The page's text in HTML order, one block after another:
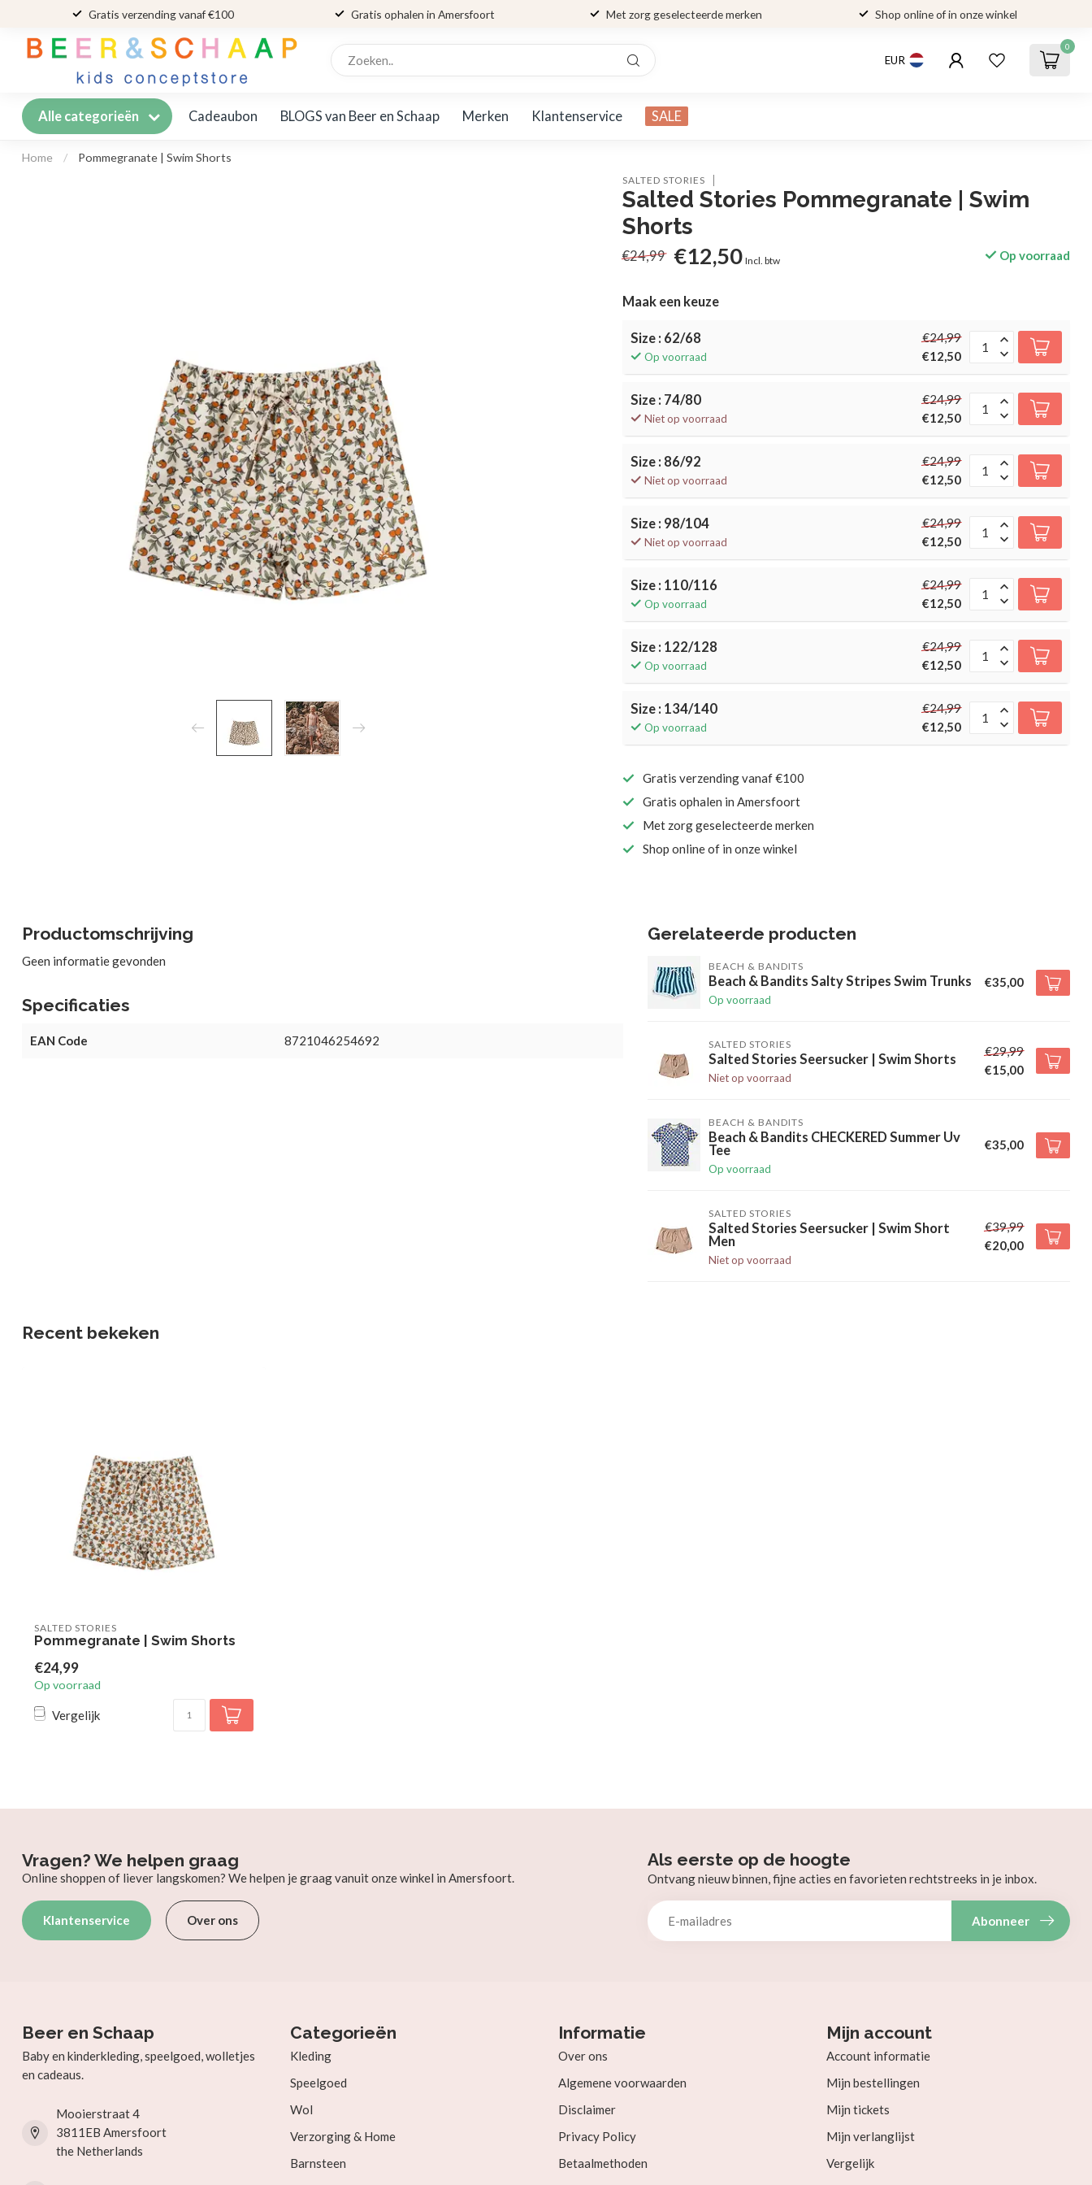
Gratis verzending vanaf €100 Gratis ophalen in Amersfoort Met zorg geselecteerde merken Shop online of in onze winkel
EUR
0
Alle categorieën Cadeaubon BLOGS van Beer en Schaap Merken Klantenservice SALE
Home / Pommegranate | Swim Shorts
SALTED STORIES
Salted Stories Pommegranate | Swim
Shorts
€24,99 €12,50 Incl. btw Op voorraad
Maak een keuze
Size : 62/68
Op voorraad
€24,99
€12,50
Size : 74/80
Niet op voorraad
€24,99
€12,50
Size : 86/92
Niet op voorraad
€24,99
€12,50
Size : 98/104
Niet op voorraad
€24,99
€12,50
Size : 110/116
Op voorraad
€24,99
€12,50
Size : 122/128
Op voorraad
€24,99
€12,50
Size : 134/140
Op voorraad
€24,99
€12,50
Gratis verzending vanaf €100
Gratis ophalen in Amersfoort
Met zorg geselecteerde merken
Shop online of in onze winkel
Productomschrijving
Geen informatie gevonden
Specificaties
EAN Code 8721046254692
Gerelateerde producten
BEACH & BANDITS
Beach & Bandits Salty Stripes Swim Trunks
Op voorraad
€35,00
SALTED STORIES
Salted Stories Seersucker | Swim Shorts
Niet op voorraad
€29,99
€15,00
BEACH & BANDITS
Beach & Bandits CHECKERED Summer Uv
Tee
Op voorraad
€35,00
SALTED STORIES
Salted Stories Seersucker | Swim Short
Men
Niet op voorraad
€39,99
€20,00
Recent bekeken
SALTED STORIES
Pommegranate | Swim Shorts
€24,99
Op voorraad
Vergelijk
Vragen? We helpen graag
Online shoppen of liever langskomen? We helpen je graag vanuit onze winkel in Amersfoort.
Klantenservice Over ons
Als eerste op de hoogte
Ontvang nieuw binnen, fijne acties en favorieten rechtstreeks in je inbox.
Abonneer
Beer en Schaap
Baby en kinderkleding, speelgoed, wolletjes
en cadeaus.
Mooierstraat 4
3811EB Amersfoort
the Netherlands
Categorieën
Kleding
Speelgoed
Wol
Verzorging & Home
Barnsteen
Informatie
Over ons
Algemene voorwaarden
Disclaimer
Privacy Policy
Betaalmethoden
Mijn account
Account informatie
Mijn bestellingen
Mijn tickets
Mijn verlanglijst
Vergelijk